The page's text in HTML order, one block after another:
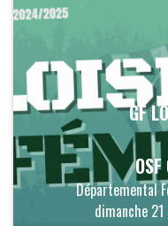
GF
Départemental
dimanche